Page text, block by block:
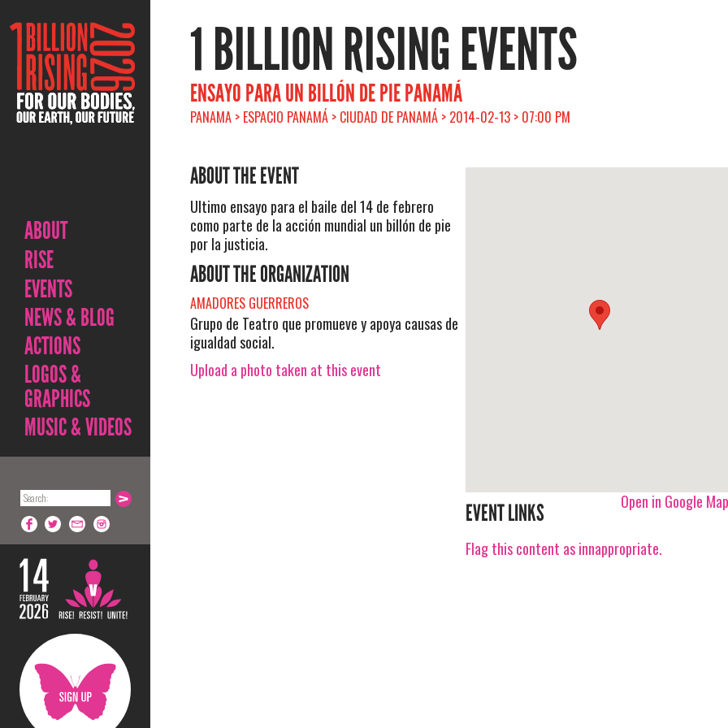
ABOUT
RISE
EVENTS
NEWS & BLOG
ACTIONS
LOGOS &
GRAPHICS
MUSIC & VIDEOS
1 BILLION RISING EVENTS
ENSAYO PARA UN BILLÓN DE PIE PANAMÁ
PANAMA > ESPACIO PANAMÁ > CIUDAD DE PANAMÁ > 2014-02-13 > 07:00 PM
ABOUT THE EVENT
Ultimo ensayo para el baile del 14 de febrero
como parte de la acción mundial un billón de pie
por la justicia.
ABOUT THE ORGANIZATION
AMADORES GUERREROS
Grupo de Teatro que promueve y apoya causas de
igualdad social.
Upload a photo taken at this event
Open in Google
EVENT LINKS
Flag this content as innappropriate.